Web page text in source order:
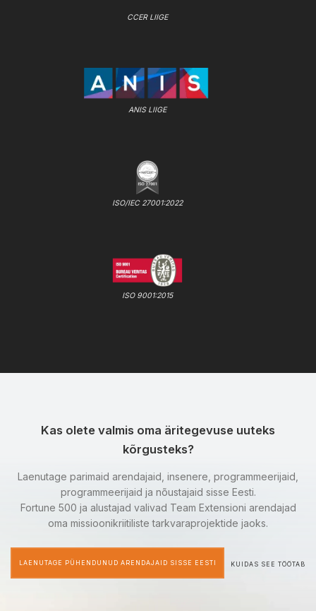
CCER LIIGE
ANIS LIIGE
ISO/IEC 27001:2022
ISO 9001:2015
Kas olete valmis oma äritegevuse uuteks
kõrgusteks?
Laenutage parimaid arendajaid, insenere, programmeerijaid,
programmeerijaid ja nõustajaid sisse Eesti.
Fortune 500 ja alustajad valivad Team Extensioni arendajad
oma missioonikriitiliste tarkvaraprojektide jaoks.
LAENUTAGE PÜHENDUNUD ARENDAJAID SISSE EESTI KUIDAS SEE TÖÖTAB